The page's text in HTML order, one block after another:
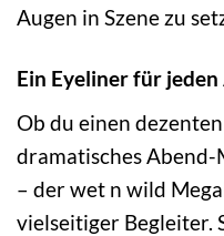
Augen in Szene zu
Ein Eyeliner für jeden
Ob du einen
dramatisches
– der wet n wild
vielseitiger Begleiter.